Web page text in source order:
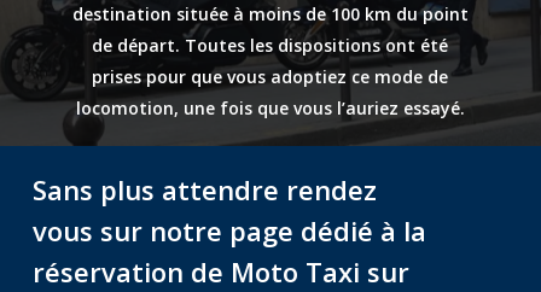
destination située à moins de 100 km du point
de départ. Toutes les dispositions ont été
prises pour que vous adoptiez ce mode de
locomotion, une fois que vous l’auriez essayé.
Sans plus attendre rendez
vous sur notre page dédié à la
réservation de Moto Taxi sur